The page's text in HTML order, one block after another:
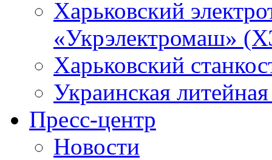
Харьковский
«Укрэлектромаш»
Харьковский
Украинская
Пресс-центр
Новости